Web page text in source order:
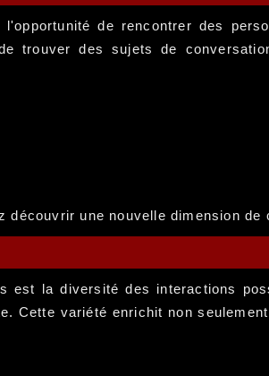
de rencontrer des
trouver des sujets de
une nouvelle dimension de
est la diversité des interactions
Cette variété enrichit non